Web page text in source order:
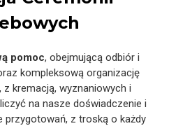
pomoc, obejmującą odbiór i
kompleksową organizację
kremacją, wyznaniowych i
na nasze doświadczenie i
przygotowań, z troską o każdy